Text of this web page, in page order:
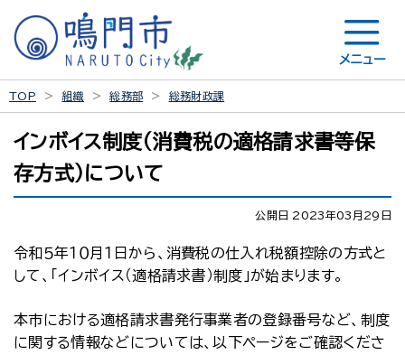
メニュー
TOP 組織 総務部 総務財政課
インボイス制度（消費税の適格請求書等保
存方式）について
公開日 2023年03月29日
令和５年１０月１日から、消費税の仕入れ税額控除の方式と
して、「インボイス（適格請求書）制度」が始まります。
本市における適格請求書発行事業者の登録番号など、制度
に関する情報などについては、以下ページをご確認くださ